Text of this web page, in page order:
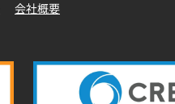
会社概要